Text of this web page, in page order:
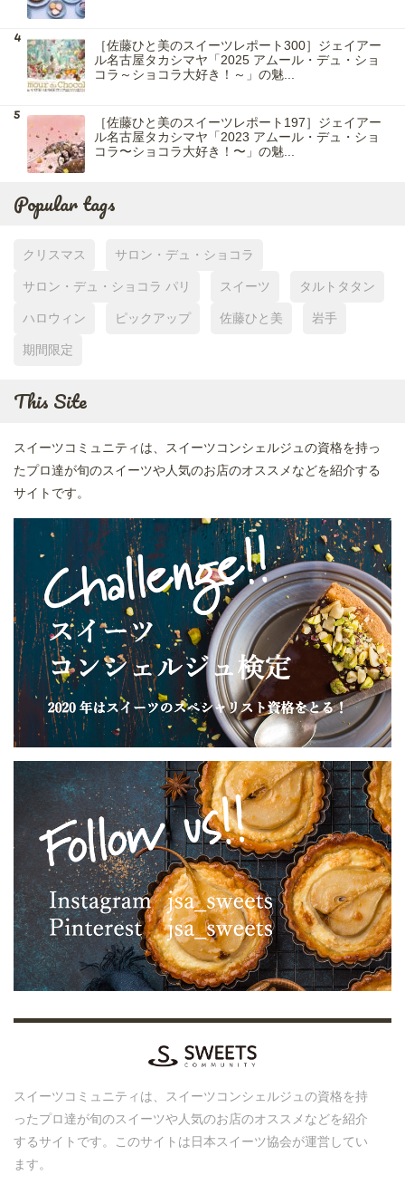
［佐藤ひと美のスイーツレポート300］ジェイアー
ル名古屋タカシマヤ「2025 アムール・デュ・ショ
コラ～ショコラ大好き！～」の魅...
［佐藤ひと美のスイーツレポート197］ジェイアー
ル名古屋タカシマヤ「2023 アムール・デュ・ショ
コラ〜ショコラ大好き！〜」の魅...
Popular tags
クリスマス サロン・デュ・ショコラ
サロン・デュ・ショコラ パリ スイーツ タルトタタン
ハロウィン ピックアップ 佐藤ひと美 岩手
期間限定
This Site
スイーツコミュニティは、スイーツコンシェルジュの資格を持っ
たプロ達が旬のスイーツや人気のお店のオススメなどを紹介する
サイトです。
スイーツコミュニティは、スイーツコンシェルジュの資格を持
ったプロ達が旬のスイーツや人気のお店のオススメなどを紹介
するサイトです。このサイトは日本スイーツ協会が運営してい
ます。